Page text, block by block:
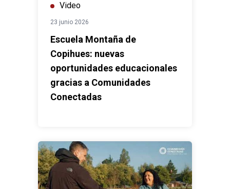
Video
23 junio 2026
Escuela Montaña de
Copihues: nuevas
oportunidades educacionales
gracias a Comunidades
Conectadas